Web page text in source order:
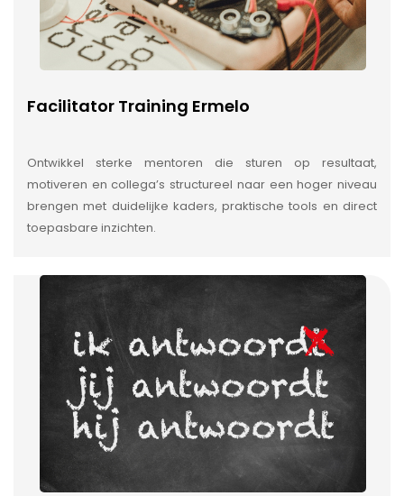
Facilitator Training Ermelo
Ontwikkel sterke mentoren die sturen op resultaat,
motiveren en collega’s structureel naar een hoger niveau
brengen met duidelijke kaders, praktische tools en direct
toepasbare inzichten.